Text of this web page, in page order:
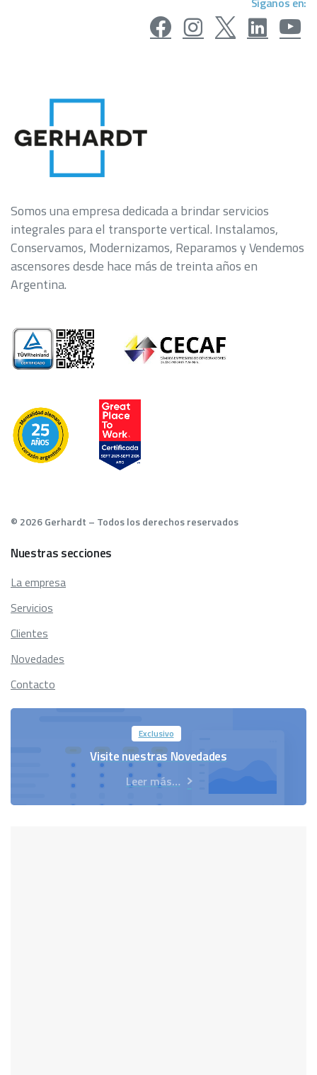
Somos una empresa dedicada a brindar servicios
integrales para el transporte vertical. Instalamos,
Conservamos, Modernizamos, Reparamos y Vendemos
ascensores desde hace más de treinta años en
Argentina.
© 2026 Gerhardt – Todos los derechos reservados
Nuestrassecciones
La empresa
Servicios
Clientes
Novedades
Contacto
Exclusivo
Visite nuestras Novedades
Leer más…